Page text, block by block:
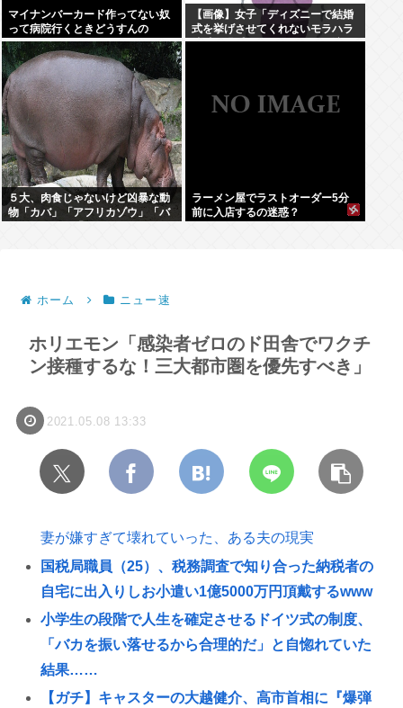
マイナンバーカード作ってない奴
って病院行くときどうすんの
【画像】女子「ディズニーで結婚
式を挙げさせてくれないモラハラ
彼氏。過呼吸になりました。涙が
５大、肉食じゃないけど凶暴な動
物「カバ」「アフリカゾウ」「バ
ラーメン屋でラストオーダー5分
前に入店するの迷惑？
ホーム ニュー速
ホリエモン「感染者ゼロのド田舎でワクチ
ン接種するな！三大都市圏を優先すべき」
2021.05.08 13:33
妻が嫌すぎて壊れていった、ある夫の現実
国税局職員（25）、税務調査で知り合った納税者の
自宅に出入りしお小遣い1億5000万円頂戴するwww
小学生の段階で人生を確定させるドイツ式の制度、
「バカを振い落せるから合理的だ」と自惚れていた
結果……
【ガチ】キャスターの大越健介、高市首相に『爆弾